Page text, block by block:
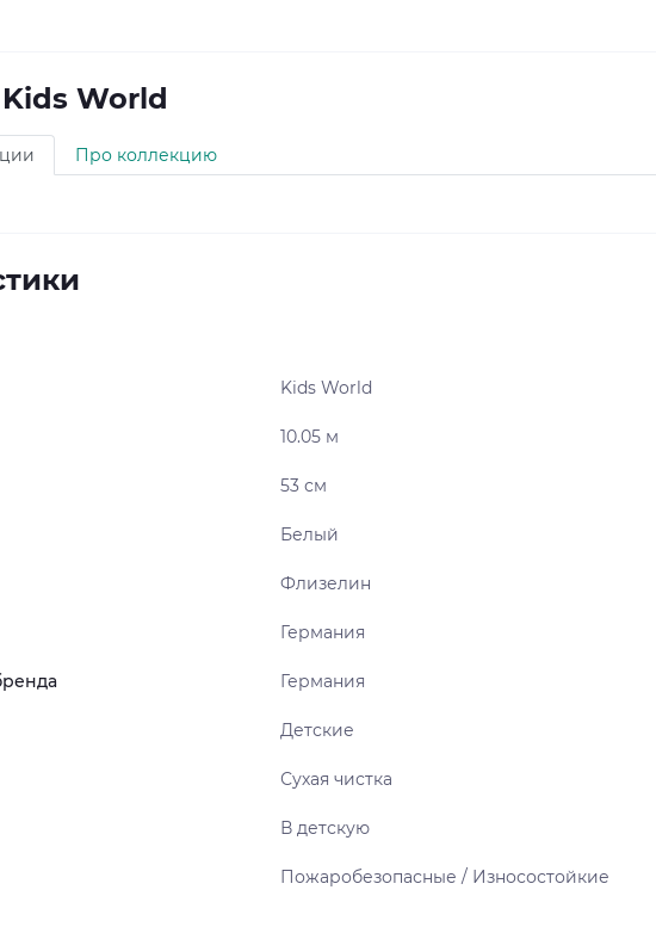
World
Про коллекцию
Kids World
10.05 м
53 см
Белый
Флизелин
Германия
Германия
Детские
Сухая чистка
В детскую
Пожаробезопасные / Износостойкие